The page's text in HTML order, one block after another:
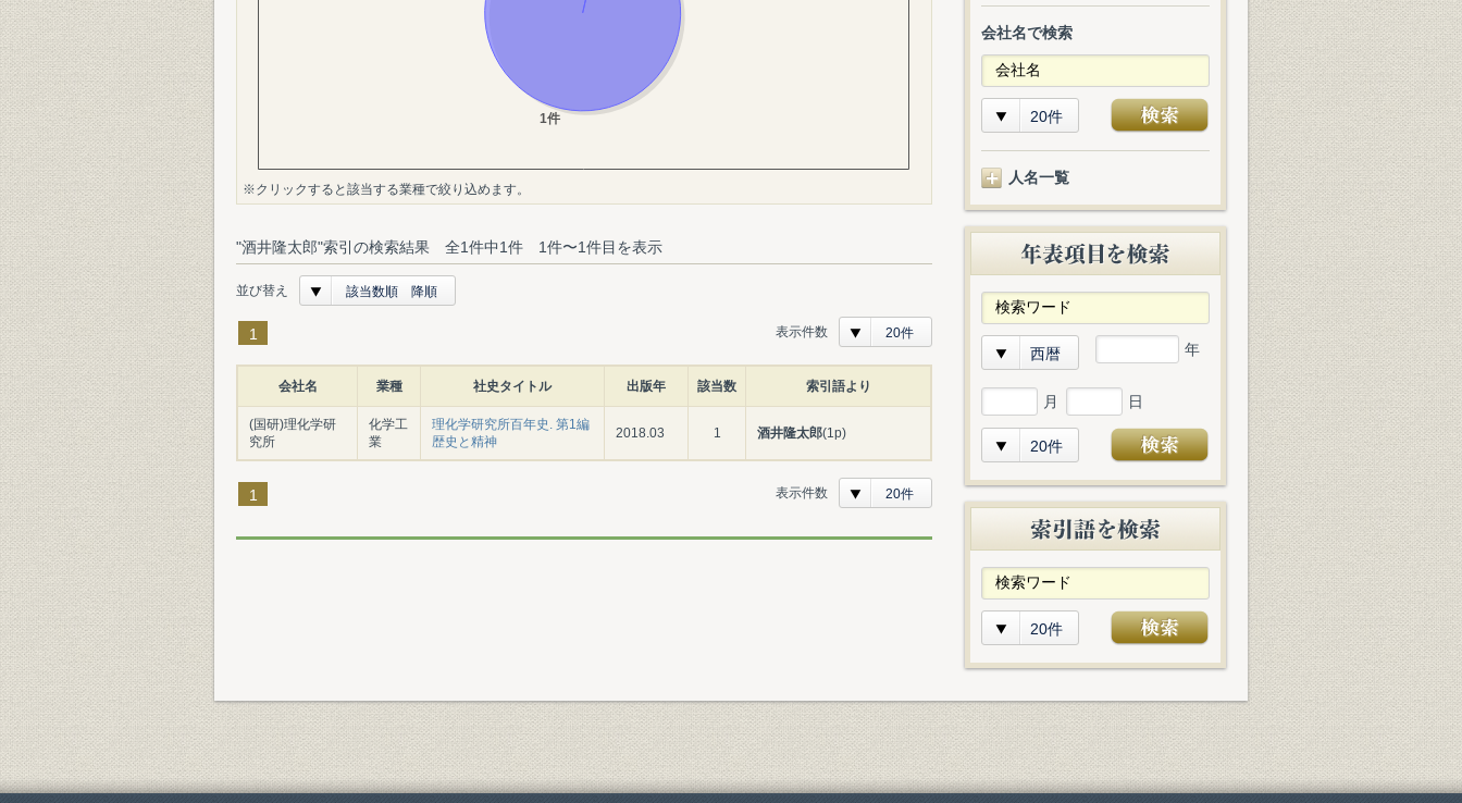
※クリックすると該当する業種で絞り込めます。
"酒井隆太郎"索引の検索結果 全1件中1件 1件〜1件目を表示
並び替え 該当数順 降順
1 表示件数 20件
会社名 業種 社史タイトル 出版年 該当数 索引語より
(国研)理化学研
究所
化学工
業
理化学研究所百年史. 第1編
歴史と精神
2018.03 1 酒井隆太郎(1p)
1 表示件数 20件
会社名で検索
20件
人名一覧
西暦 年
月 日
20件
20件